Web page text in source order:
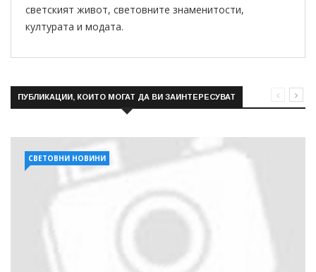
светският живот, световните знаменитости,
културата и модата.
ПУБЛИКАЦИИ, КОИТО МОГАТ ДА ВИ ЗАИНТЕРЕСУВАТ
СВЕТОВНИ НОВИНИ